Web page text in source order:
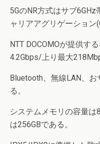
5GのNR方式はサブ
ャリアアグリゲーション
NTT DOCOMOが提供す
4.2Gbps/上り最大
Bluetooth、無線LAN、
る。
システムメモリの容量は
は256GBである。